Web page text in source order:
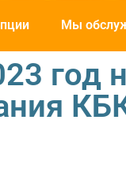
Мы
год